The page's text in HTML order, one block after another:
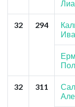
32 294
32 311